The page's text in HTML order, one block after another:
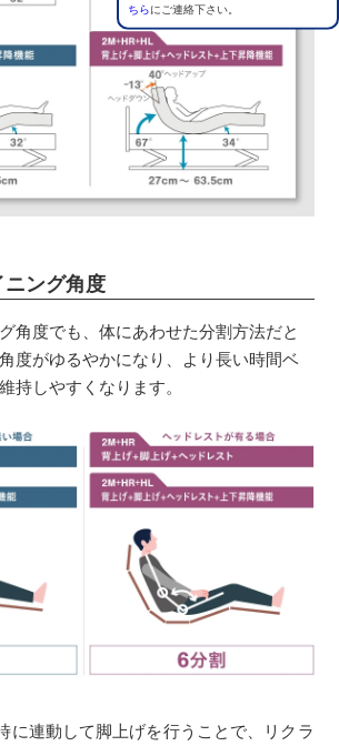
ちらにご連絡下さい。
ング角度
角度でも、体にあわせた分割方法だと
度がゆるやかになり、より長い時間ベ
持しやすくなります。
に連動して脚上げを行うことで、リクラ